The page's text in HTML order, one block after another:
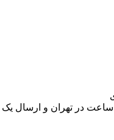
ساعت در تهران و ارسال